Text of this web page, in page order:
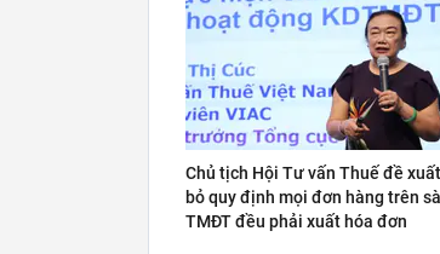
Chủ tịch Hội Tư vấn Thuế đề xuất
bỏ quy định mọi đơn hàng trên
TMĐT đều phải xuất hóa đơn